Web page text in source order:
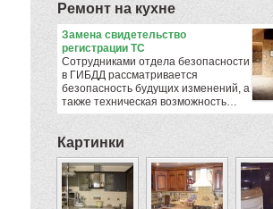
Ремонт на кухне
Замена свидетельство
регистрации ТС
Сотрудниками отдела безопасности
в ГИБДД рассматривается
безопасность будущих изменений, а
также техническая возможность…
Картинки